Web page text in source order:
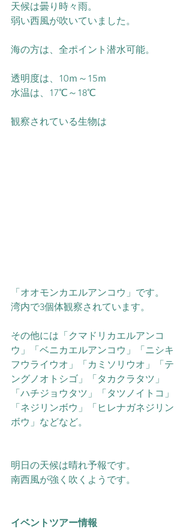
天候は曇り時々雨。
弱い西風が吹いていました。
海の方は、全ポイント潜水可能。
透明度は、10ｍ～15ｍ
水温は、17℃～18℃
観察されている生物は
「オオモンカエルアンコウ」です。
湾内で3個体観察されています。
その他には「クマドリカエルアンコ
ウ」「ベニカエルアンコウ」「ニシキ
フウライウオ」「カミソリウオ」「テ
ングノオトシゴ」「タカクラタツ」
「ハチジョウタツ」「タツノイトコ」
「ネジリンボウ」「ヒレナガネジリン
ボウ」などなど。
明日の天候は晴れ予報です。
南西風が強く吹くようです。
イベントツアー情報